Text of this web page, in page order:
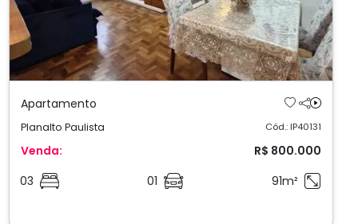
Apartamento
Planalto Paulista Cód.: IP40131
Venda:
R$ 800.000
03
01 91m²